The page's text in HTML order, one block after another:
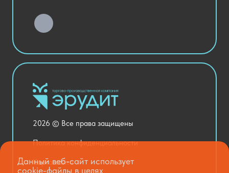
Хозяйственные Товары
Столовая и пищеблок
Оснащение кабинетов
Медицинский кабинет
Национальные проекты
2026 © Все права защищены
Политика конфиденциальности
Карта сайта
Данный веб-сайт использует
cookie-файлы в целях